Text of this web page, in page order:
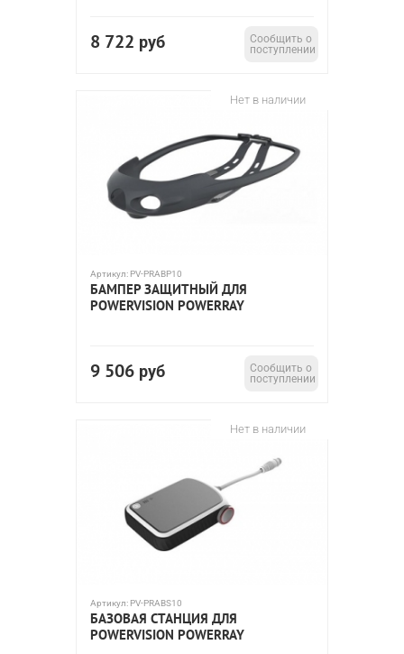
8 722 руб
Сообщить о
поступлении
Нет в наличии
Артикул: PV-PRABP10
БАМПЕР ЗАЩИТНЫЙ ДЛЯ
POWERVISION POWERRAY
9 506 руб
Сообщить о
поступлении
Нет в наличии
Артикул: PV-PRABS10
БАЗОВАЯ СТАНЦИЯ ДЛЯ
POWERVISION POWERRAY